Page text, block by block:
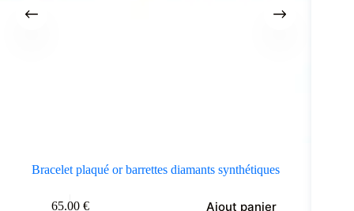
Bracelet plaqué or barrettes diamants synthétiques
65.00 € Ajout panier